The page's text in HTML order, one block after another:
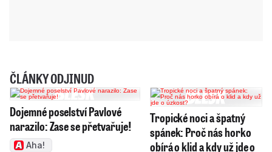
ČLÁNKY ODJINUD
Dojemné poselství Pavlové
narazilo: Zase se přetvařuje!
Aha!
Tropické noci a špatný
spánek: Proč nás horko
obírá o klid a kdy už jde o